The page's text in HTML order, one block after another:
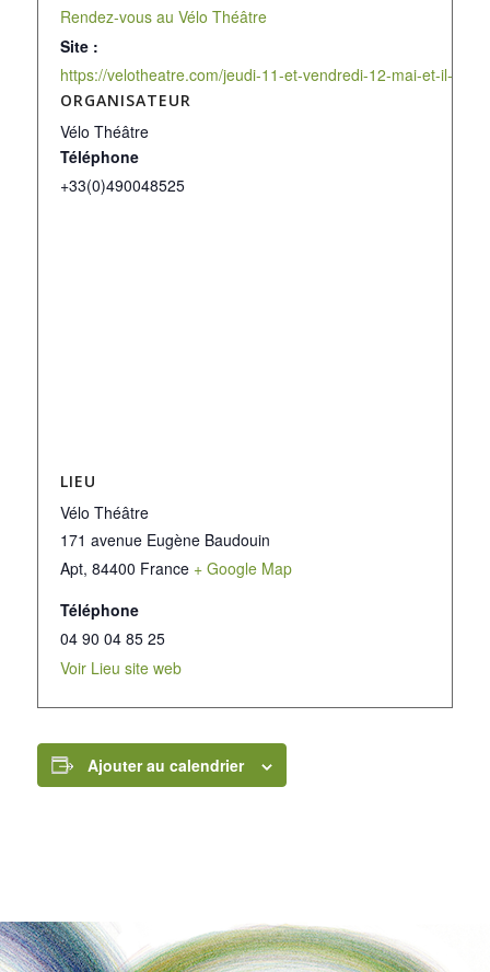
Rendez-vous au Vélo Théâtre
Site :
https://velotheatre.com/jeudi-11-et-vendredi-12-mai-et-il-me-
ORGANISATEUR
Vélo Théâtre
Téléphone
+33(0)490048525
LIEU
Vélo Théâtre
171 avenue Eugène Baudouin
Apt, 84400 France + Google Map
Téléphone
04 90 04 85 25
Voir Lieu site web
Ajouter au calendrier